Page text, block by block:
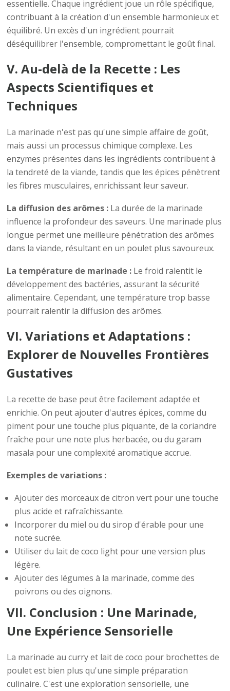
essentielle. Chaque ingrédient joue un rôle spécifique,
contribuant à la création d'un ensemble harmonieux et
équilibré. Un excès d'un ingrédient pourrait
déséquilibrer l'ensemble, compromettant le goût final.
V. Au-delà de la Recette : Les
Aspects Scientifiques et
Techniques
La marinade n'est pas qu'une simple affaire de goût,
mais aussi un processus chimique complexe. Les
enzymes présentes dans les ingrédients contribuent à
la tendreté de la viande, tandis que les épices pénètrent
les fibres musculaires, enrichissant leur saveur.
La diffusion des arômes : La durée de la marinade
influence la profondeur des saveurs. Une marinade plus
longue permet une meilleure pénétration des arômes
dans la viande, résultant en un poulet plus savoureux.
La température de marinade : Le froid ralentit le
développement des bactéries, assurant la sécurité
alimentaire. Cependant, une température trop basse
pourrait ralentir la diffusion des arômes.
VI. Variations et Adaptations :
Explorer de Nouvelles Frontières
Gustatives
La recette de base peut être facilement adaptée et
enrichie. On peut ajouter d'autres épices, comme du
piment pour une touche plus piquante, de la coriandre
fraîche pour une note plus herbacée, ou du garam
masala pour une complexité aromatique accrue.
Exemples de variations :
Ajouter des morceaux de citron vert pour une touche
plus acide et rafraîchissante.
Incorporer du miel ou du sirop d'érable pour une
note sucrée.
Utiliser du lait de coco light pour une version plus
légère.
Ajouter des légumes à la marinade, comme des
poivrons ou des oignons.
VII. Conclusion : Une Marinade,
Une Expérience Sensorielle
La marinade au curry et lait de coco pour brochettes de
poulet est bien plus qu'une simple préparation
culinaire. C'est une exploration sensorielle, une